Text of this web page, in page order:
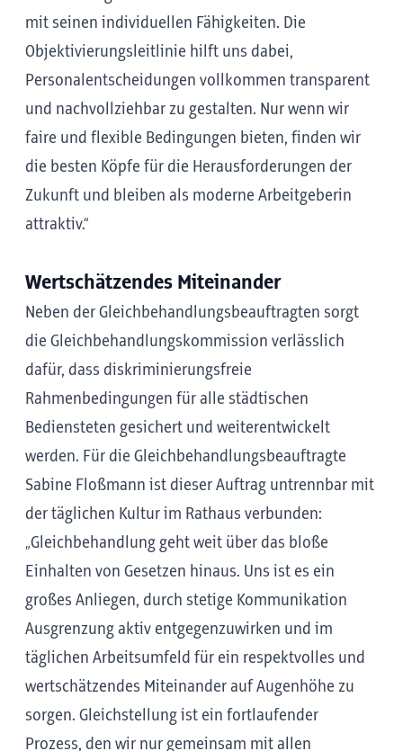
mit seinen individuellen Fähigkeiten. Die
Objektivierungsleitlinie hilft uns dabei,
Personalentscheidungen vollkommen transparent
und nachvollziehbar zu gestalten. Nur wenn wir
faire und flexible Bedingungen bieten, finden wir
die besten Köpfe für die Herausforderungen der
Zukunft und bleiben als moderne Arbeitgeberin
attraktiv.“
Wertschätzendes Miteinander
Neben der Gleichbehandlungsbeauftragten sorgt
die Gleichbehandlungskommission verlässlich
dafür, dass diskriminierungsfreie
Rahmenbedingungen für alle städtischen
Bediensteten gesichert und weiterentwickelt
werden. Für die Gleichbehandlungsbeauftragte
Sabine Floßmann ist dieser Auftrag untrennbar mit
der täglichen Kultur im Rathaus verbunden:
„Gleichbehandlung geht weit über das bloße
Einhalten von Gesetzen hinaus. Uns ist es ein
großes Anliegen, durch stetige Kommunikation
Ausgrenzung aktiv entgegenzuwirken und im
täglichen Arbeitsumfeld für ein respektvolles und
wertschätzendes Miteinander auf Augenhöhe zu
sorgen. Gleichstellung ist ein fortlaufender
Prozess, den wir nur gemeinsam mit allen